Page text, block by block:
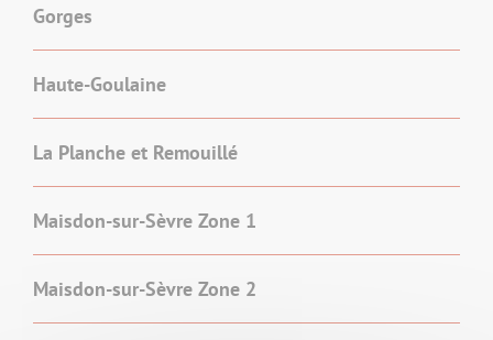
Gorges
Haute-Goulaine
La Planche et Remouillé
Maisdon-sur-Sèvre Zone 1
Maisdon-sur-Sèvre Zone 2